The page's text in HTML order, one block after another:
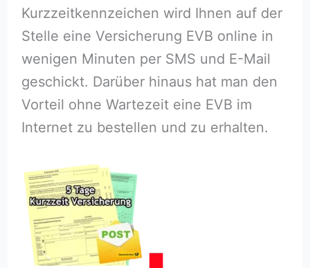
Kurzzeitkennzeichen wird Ihnen auf der
Stelle eine Versicherung EVB online in
wenigen Minuten per SMS und E-Mail
geschickt. Darüber hinaus hat man den
Vorteil ohne Wartezeit eine EVB im
Internet zu bestellen und zu erhalten.